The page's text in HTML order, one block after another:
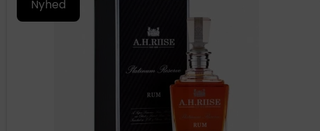
Nyhed